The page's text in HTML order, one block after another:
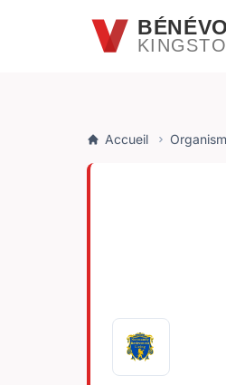
Passer au contenu principal
Accueil